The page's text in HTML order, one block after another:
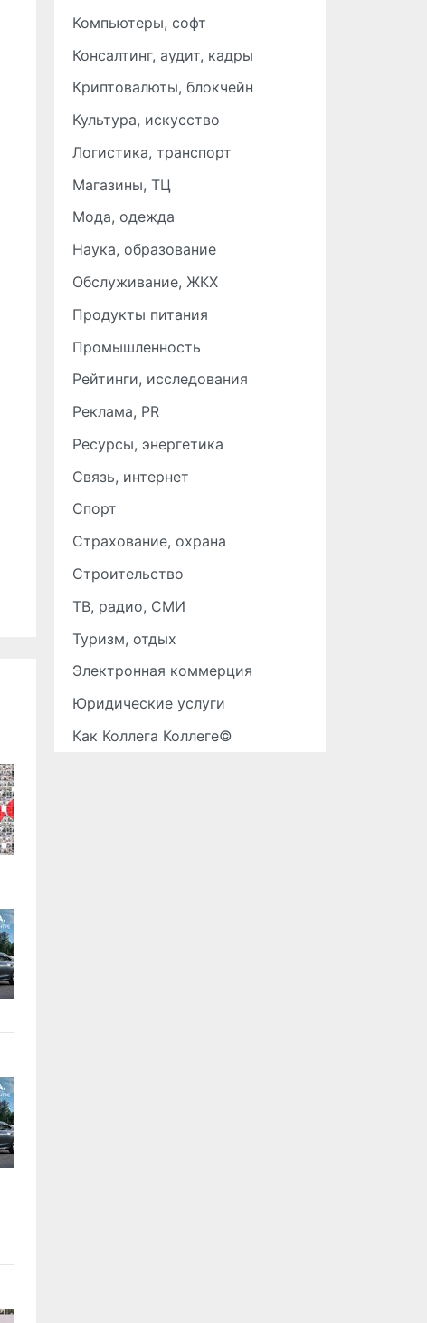
Компьютеры, софт
Консалтинг, аудит, кадры
Криптовалюты, блокчейн
Культура, искусство
Логистика, транспорт
Магазины, ТЦ
Мода, одежда
Наука, образование
Обслуживание, ЖКХ
Продукты питания
Промышленность
Рейтинги, исследования
Реклама, PR
Ресурсы, энергетика
Связь, интернет
Спорт
Страхование, охрана
Строительство
ТВ, радио, СМИ
Туризм, отдых
Электронная коммерция
Юридические услуги
Как Коллега Коллеге©